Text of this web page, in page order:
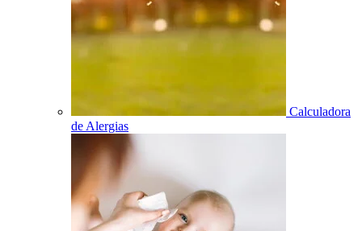
Calculadora
de Alergias